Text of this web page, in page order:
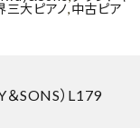
三大ピアノ,中古ピア
＆SONS）L179